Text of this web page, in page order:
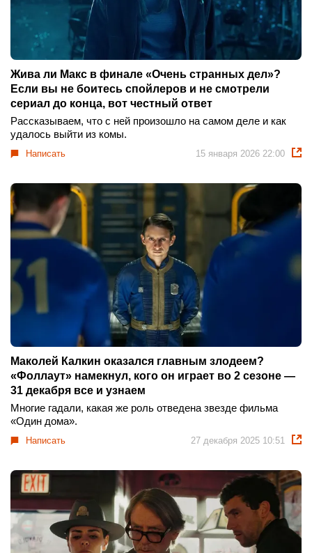
Жива ли Макс в финале «Очень странных дел»?
Если вы не боитесь спойлеров и не смотрели
сериал до конца, вот честный ответ
Рассказываем, что с ней произошло на самом деле и как
удалось выйти из комы.
Написать 15 января 2026 22:00
Маколей Калкин оказался главным злодеем?
«Фоллаут» намекнул, кого он играет во 2 сезоне —
31 декабря все и узнаем
Многие гадали, какая же роль отведена звезде фильма
«Один дома».
Написать 27 декабря 2025 10:51